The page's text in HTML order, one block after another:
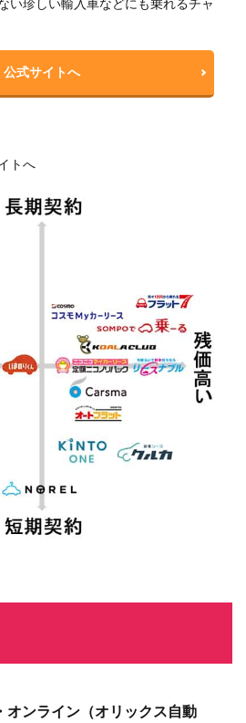
い珍しい輸入車などにも乗れるチャ
公式サイトへ
トへ
オンライン（オリックス自動